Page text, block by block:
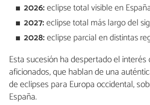
2026:eclipse total visible en
2027:eclipse total más largo del
2028:eclipse parcial en distintas
Esta sucesión ha despertado el
aficionados, que hablan de una
de eclipses para Europa occidental,
España.